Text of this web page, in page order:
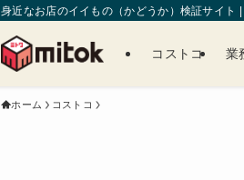
身近なお店のイイもの（かどうか）検証サイト |
コストコ 業
ホーム コストコ